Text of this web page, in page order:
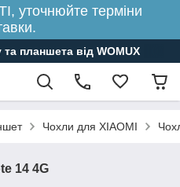
терміни
планшета від WOMUX
Чохли для XIAOMI
14 4G